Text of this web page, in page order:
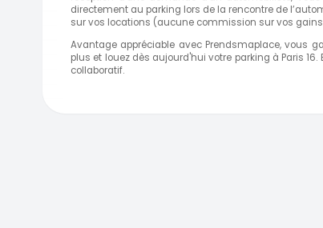
directement au parking lors de la rencontre de
sur vos locations (aucune commission sur vos
Avantage appréciable avec Prendsmaplace, vous
plus et louez dès aujourd'hui votre parking à Paris
collaboratif.